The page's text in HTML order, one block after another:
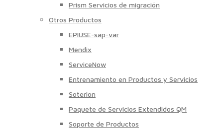
Prism Servicios de migración
Otros Productos
EPIUSE-sap-var
Mendix
ServiceNow
Entrenamiento en Productos y Servicios
Soterion
Paquete de Servicios Extendidos QM
Soporte de Productos